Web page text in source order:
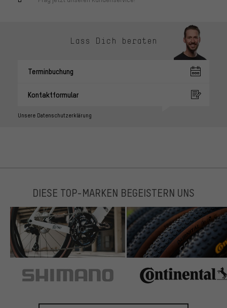
Lass Dich beraten
Terminbuchung
Kontaktformular
Unsere Datenschutzerklärung
DIESE TOP-MARKEN BEGEISTERN UNS